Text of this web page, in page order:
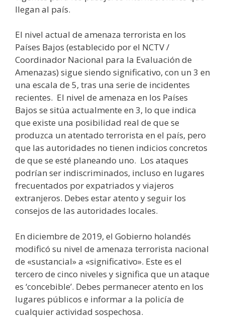
llegan al país.
El nivel actual de amenaza terrorista en los
Países Bajos (establecido por el NCTV /
Coordinador Nacional para la Evaluación de
Amenazas) sigue siendo significativo, con un 3 en
una escala de 5, tras una serie de incidentes
recientes. El nivel de amenaza en los Países
Bajos se sitúa actualmente en 3, lo que indica
que existe una posibilidad real de que se
produzca un atentado terrorista en el país, pero
que las autoridades no tienen indicios concretos
de que se esté planeando uno. Los ataques
podrían ser indiscriminados, incluso en lugares
frecuentados por expatriados y viajeros
extranjeros. Debes estar atento y seguir los
consejos de las autoridades locales.
En diciembre de 2019, el Gobierno holandés
modificó su nivel de amenaza terrorista nacional
de «sustancial» a «significativo». Este es el
tercero de cinco niveles y significa que un ataque
es ‘concebible’. Debes permanecer atento en los
lugares públicos e informar a la policía de
cualquier actividad sospechosa.